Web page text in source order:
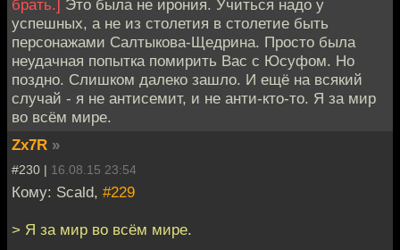
брать.] Это была не ирония. Учиться надо у
успешных, а не из столетия в столетие быть
персонажами Салтыкова-Щедрина. Просто была
неудачная попытка помирить Вас с Юсуфом. Но
поздно. Слишком далеко зашло. И ещё на всякий
случай - я не антисемит, и не анти-кто-то. Я за мир
во всём мире.
Zx7R »
#230 | 16.08.15 23:54
Кому: Scald, #229
> Я за мир во всём мире.